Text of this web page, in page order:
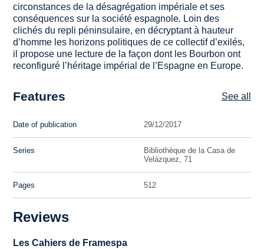
circonstances de la désagrégation impériale et ses
conséquences sur la société espagnole. Loin des
clichés du repli péninsulaire, en décryptant à hauteur
d’homme les horizons politiques de ce collectif d’exilés,
il propose une lecture de la façon dont les Bourbon ont
reconfiguré l’héritage impérial de l’Espagne en Europe.
Features See all
Date of publication 29/12/2017
Series
Bibliothèque de la Casa de
Velázquez, 71
Pages 512
Reviews
Les Cahiers de Framespa